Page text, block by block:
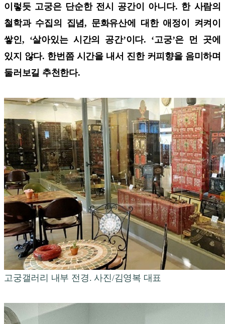
이렇듯 고궁은 단순한 전시 공간이 아니다. 한 사람의
철학과 수집의 집념, 문화유산에 대한 애정이 켜켜이
쌓인, ‘살아있는 시간의 공간’이다. ‘고궁’은 먼 곳에
있지 않다. 한번쯤 시간을 내서 진한 커피향을 음미하며
둘러보길 추천한다.
고궁갤러리 내부 전경. 사진/김영복 대표